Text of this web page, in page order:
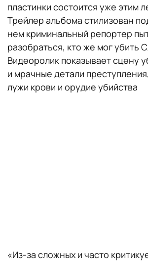
пластинки состоится уже этим
Трейлер альбома стилизован
нем криминальный репортер
разобраться, кто же мог убить
Видеоролик показывает сцену
и мрачные детали
лужи крови и орудие убийства
«Из-за сложных и часто